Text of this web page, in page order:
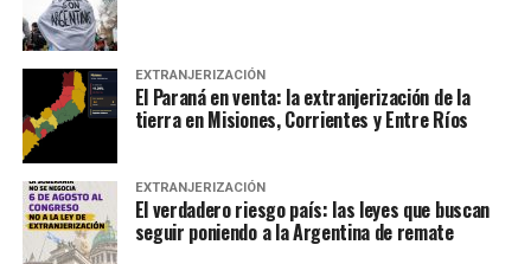
EXTRANJERIZACIÓN
El Paraná en venta: la extranjerización de la
tierra en Misiones, Corrientes y Entre Ríos
EXTRANJERIZACIÓN
El verdadero riesgo país: las leyes que buscan
seguir poniendo a la Argentina de remate